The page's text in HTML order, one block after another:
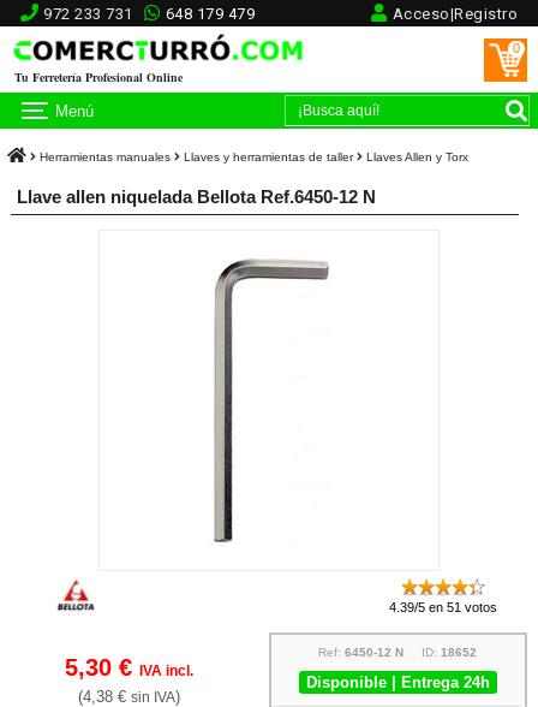
972 233 731 648 179 479 Acceso|Registro
Tu Ferretería Profesional Online
0
Menú
Herramientas manuales Llaves y herramientas de taller Llaves Allen y Torx
Llave allen niquelada Bellota Ref.6450-12 N
4.39/5 en 51 votos
5,30 €IVA incl.
(4,38 €sin IVA)
Ref:6450-12 N ID:18652
Disponible | Entrega 24h